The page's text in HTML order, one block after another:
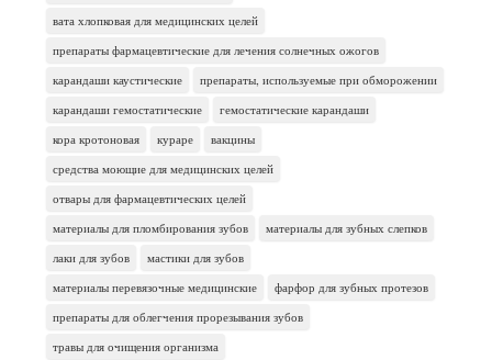
вата хлопковая для медицинских целей
препараты фармацевтические для лечения солнечных ожогов
карандаши каустические
препараты, используемые при обморожении
карандаши гемостатические
гемостатические карандаши
кора кротоновая
кураре
вакцины
средства моющие для медицинских целей
отвары для фармацевтических целей
материалы для пломбирования зубов
материалы для зубных слепков
лаки для зубов
мастики для зубов
материалы перевязочные медицинские
фарфор для зубных протезов
препараты для облегчения прорезывания зубов
травы для очищения организма